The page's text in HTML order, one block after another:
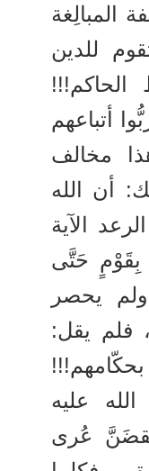
المبالِغة
للدين
الحاكم!!!
أتباعهم
مخالف
أن الله
الآية
بِقَوْمٍ حَتَّى
يحصر
فلم يقل:
يُغيروا ما [ص-32] بحكّامهم!!!
عليه
عُرى